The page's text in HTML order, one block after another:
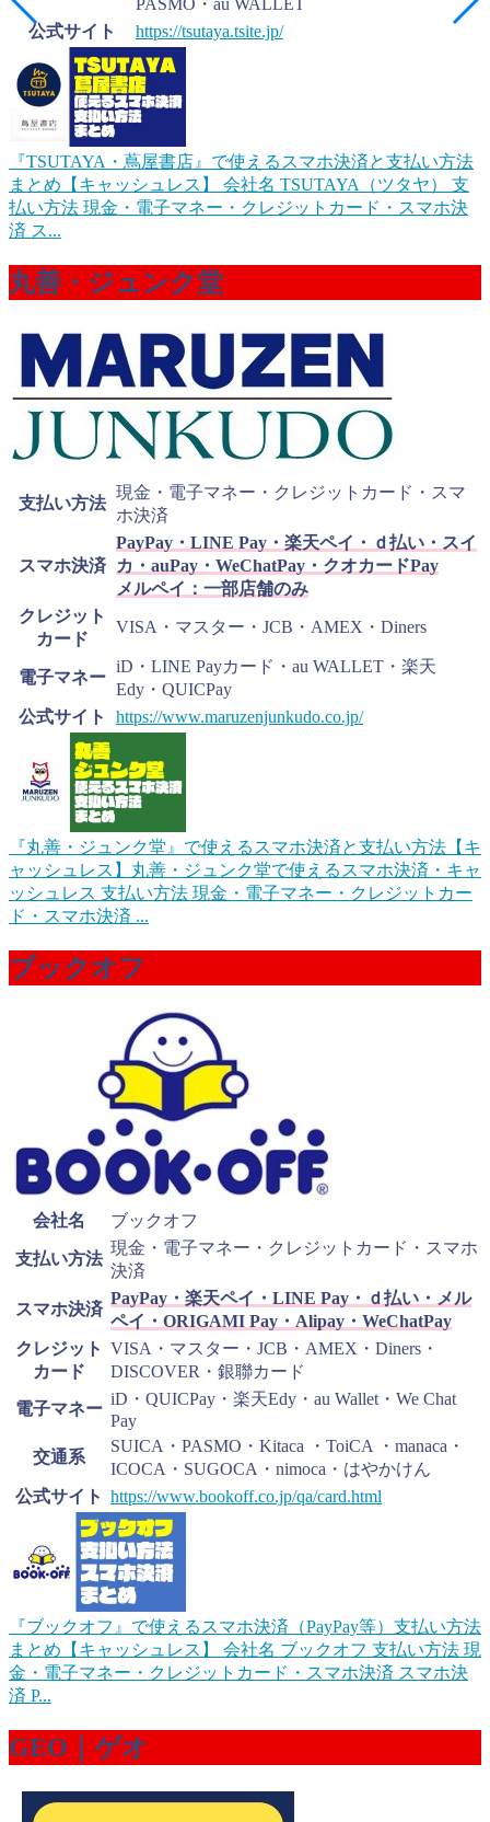
PASMO・au WALLET
公式サイト
https://tsutaya.tsite.jp/
『TSUTAYA・蔦屋書店』で使えるスマホ決済と支払い方法
まとめ【キャッシュレス】
会社名 TSUTAYA（ツタヤ） 支
払い方法 現金・電子マネー・クレジットカード・スマホ決
済 ス...
丸善・ジュンク堂
支払い方法
現金・電子マネー・クレジットカード・スマ
ホ決済
スマホ決済
PayPay・LINE Pay・楽天ペイ・ｄ払い・スイ
カ・auPay・WeChatPay・クオカードPay
メルペイ：一部店舗のみ
クレジット
カード
VISA・マスター・JCB・AMEX・Diners
電子マネー
iD・LINE Payカード・au WALLET・楽天
Edy・QUICPay
公式サイト
https://www.maruzenjunkudo.co.jp/
『丸善・ジュンク堂』で使えるスマホ決済と支払い方法【キ
ャッシュレス】 丸善・ジュンク堂で使えるスマホ決済・キャ
ッシュレス 支払い方法 現金・電子マネー・クレジットカー
ド・スマホ決済 ...
ブックオフ
会社名 ブックオフ
支払い方法
現金・電子マネー・クレジットカード・スマホ
決済
スマホ決済
PayPay・楽天ペイ・LINE Pay・ｄ払い・メル
ペイ・ORIGAMI Pay・Alipay・WeChatPay
クレジット
カード
VISA・マスター・JCB・AMEX・Diners・
DISCOVER・銀聯カード
電子マネー
iD・QUICPay・楽天Edy・au Wallet・We Chat
Pay
交通系
SUICA・PASMO・Kitaca ・ToiCA ・manaca・
ICOCA・SUGOCA・nimoca・はやかけん
公式サイト https://www.bookoff.co.jp/qa/card.html
『ブックオフ』で使えるスマホ決済（PayPay等）支払い方法
まとめ【キャッシュレス】
会社名 ブックオフ 支払い方法 現
金・電子マネー・クレジットカード・スマホ決済 スマホ決
済 P...
GEO｜ゲオ